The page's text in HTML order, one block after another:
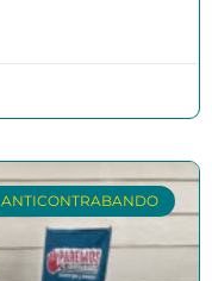
ANTICONTRABANDO